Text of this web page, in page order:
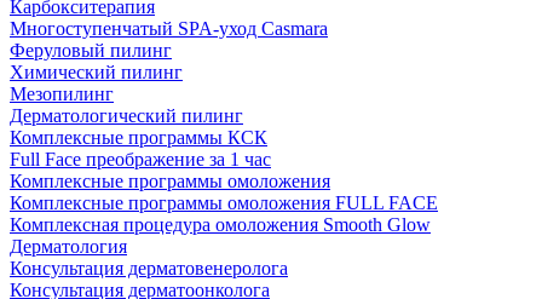
Карбокситерапия
Многоступенчатый SPA-уход Сasmara
Феруловый пилинг
Химический пилинг
Мезопилинг
Дерматологический пилинг
Комплексные программы КСК
Full Face преображение за 1 час
Комплексные программы омоложения
Комплексные программы омоложения FULL FACE
Комплексная процедура омоложения Smooth Glow
Дерматология
Консультация дерматовенеролога
Консультация дерматоонколога